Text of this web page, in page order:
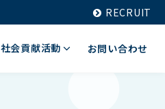
RECRUIT
社会貢献活動 お問い合わせ